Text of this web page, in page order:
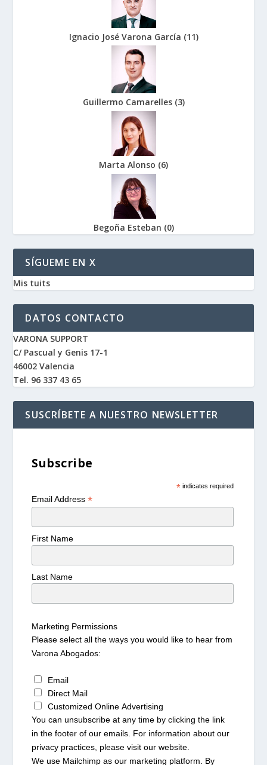
Ignacio José Varona García (11)
Guillermo Camarelles (3)
Marta Alonso (6)
Begoña Esteban (0)
SÍGUEME EN X
Mis tuits
DATOS CONTACTO
VARONA SUPPORT
C/ Pascual y Genis 17-1
46002 Valencia
Tel. 96 337 43 65
SUSCRÍBETE A NUESTRO NEWSLETTER
Subscribe
*indicates required
Email Address*
First Name
Last Name
Marketing Permissions
Please select all the ways you would like to hear from
Varona Abogados:
Email
Direct Mail
Customized Online Advertising
You can unsubscribe at any time by clicking the link
in the footer of our emails. For information about our
privacy practices, please visit our website.
We use Mailchimp as our marketing platform. By